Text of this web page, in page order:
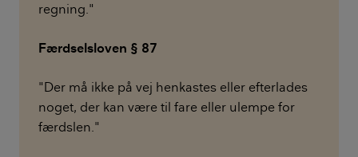
regning."
Færdselsloven § 87
"Der må ikke på vej henkastes eller efterlades
noget, der kan være til fare eller ulempe for
færdslen."